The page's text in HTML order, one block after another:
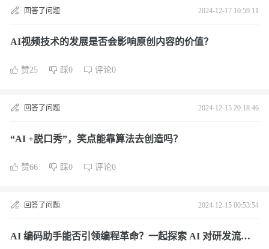
回答了问题 2024-12-17 10:59:11
AI视频技术的发展是否会影响原创内容的价值？
赞25 踩0 评论0
回答了问题 2024-12-15 20:18:46
“AI +脱口秀”，笑点能靠算法去创造吗？
赞66 踩0 评论0
回答了问题 2024-12-15 00:53:54
AI 编码助手能否引领编程革命？一起探索 AI 对研发流程